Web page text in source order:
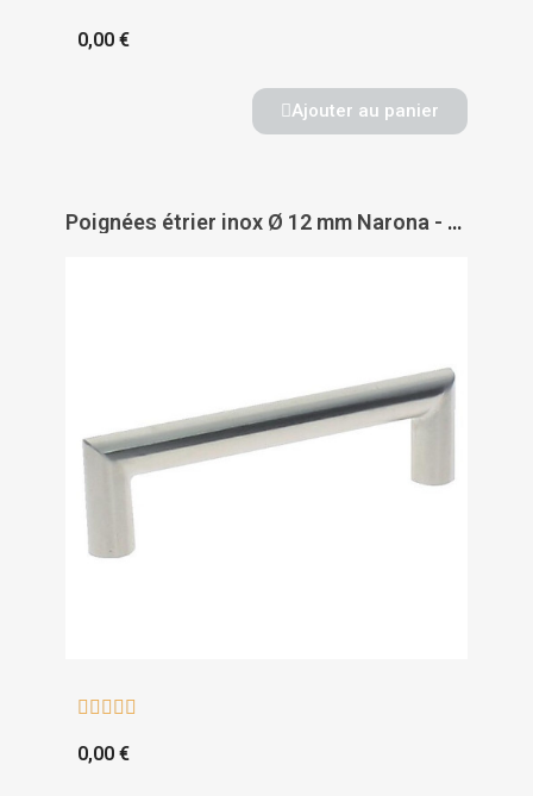
0,00 €
Ajouter au panier
Poignées étrier inox Ø 12 mm Narona - PAS DE MARQUE
    
0,00 €